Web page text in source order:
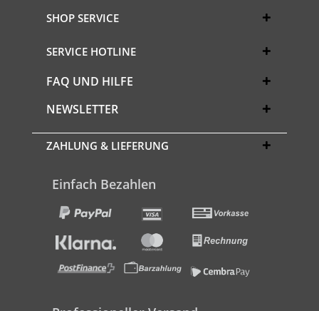
SHOP SERVICE
SERVICE HOTLINE
FAQ UND HILFE
NEWSLETTER
ZAHLUNG & LIEFERUNG
Einfach Bezahlen